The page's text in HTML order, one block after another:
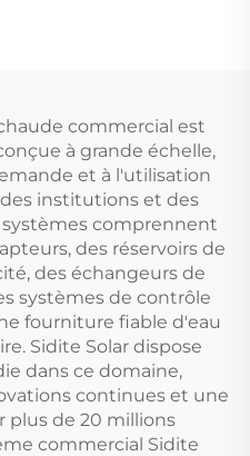
commerciaux Système
grand volume pour
bâtiments
commercial est
à grande échelle,
et à l'utilisation
institutions et des
systèmes comprennent
des réservoirs de
des échangeurs de
systèmes de contrôle
fourniture fiable d'eau
Sidite Solar dispose
dans ce domaine,
continues et une
plus de 20 millions
commercial Sidite